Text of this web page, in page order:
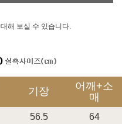
해 보실 수 있습니다.
기장
어깨+소
매
56.5 64